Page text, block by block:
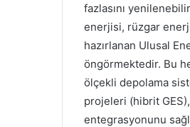
fazlasını
enerjisi, rüzgar
hazırlanan Ulusal
öngörmektedir. Bu
ölçekli depolama
projeleri (hibrit
entegrasyonunu